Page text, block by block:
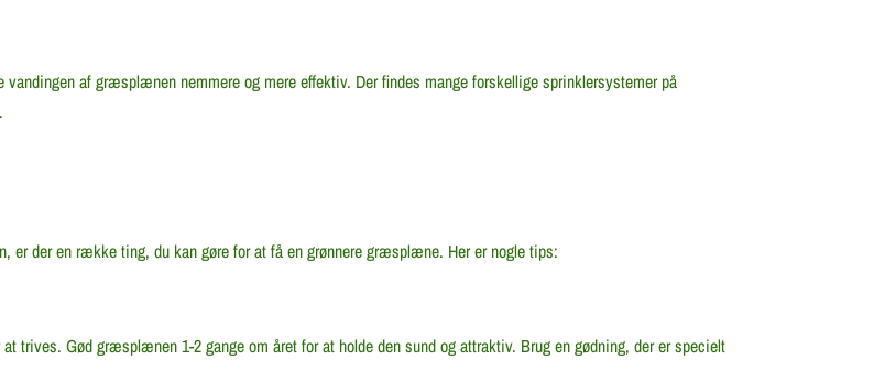
vandingen af græsplænen nemmere og mere effektiv. Der findes mange forskellige sprinklersystemer på
der en række ting, du kan gøre for at få en grønnere græsplæne. Her er nogle tips:
trives. Gød græsplænen 1-2 gange om året for at holde den sund og attraktiv. Brug en gødning, der er specielt